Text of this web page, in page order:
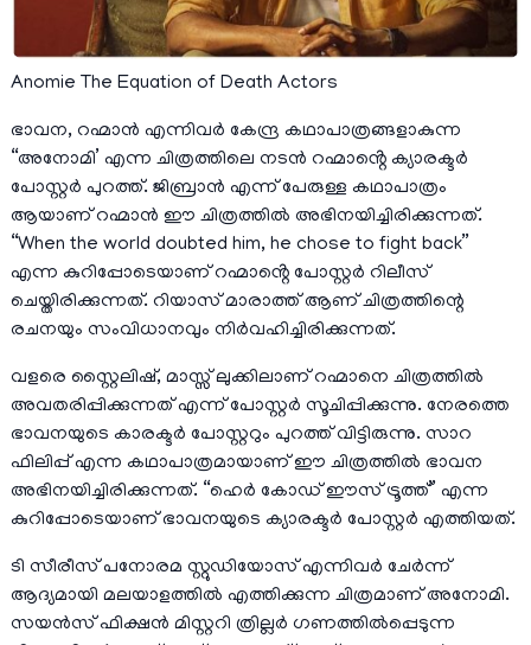
Anomie The Equation of Death Actors
ഭാവന, റഹ്മാൻ എന്നിവർ കേന്ദ്ര കഥാപാത്രങ്ങളാകുന്ന
“അനോമി’ എന്ന ചിത്രത്തിലെ നടൻ റഹ്മാൻ്റെ ക്യാരക്ടർ
പോസ്റ്റർ പുറത്ത്. ജിബ്രാൻ എന്ന് പേരുള്ള കഥാപാത്രം
ആയാണ് റഹ്മാൻ ഈ ചിത്രത്തിൽ അഭിനയിച്ചിരിക്കുന്നത്.
“When the world doubted him, he chose to fight back”
എന്ന കുറിപ്പോടെയാണ് റഹ്മാൻ്റെ പോസ്റ്റർ റിലീസ്
ചെയ്തിരിക്കുന്നത്. റിയാസ് മാരാത്ത് ആണ് ചിത്രത്തിന്റെ
രചനയും സംവിധാനവും നിർവഹിച്ചിരിക്കുന്നത്.
വളരെ സ്റ്റൈലിഷ്, മാസ്സ് ലുക്കിലാണ് റഹ്മാനെ ചിത്രത്തിൽ
അവതരിപ്പിക്കുന്നത് എന്ന് പോസ്റ്റർ സൂചിപ്പിക്കുന്നു. നേരത്തെ
ഭാവനയുടെ കാരക്ടർ പോസ്റ്ററും പുറത്ത് വിട്ടിരുന്നു. സാറ
ഫിലിപ്പ് എന്ന കഥാപാത്രമായാണ് ഈ ചിത്രത്തിൽ ഭാവന
അഭിനയിച്ചിരിക്കുന്നത്. “ഹെർ കോഡ് ഈസ് ട്രൂത്ത്” എന്ന
കുറിപ്പോടെയാണ് ഭാവനയുടെ ക്യാരക്ടർ പോസ്റ്റർ എത്തിയത്.
ടി സീരീസ് പനോരമ സ്റ്റുഡിയോസ് എന്നിവർ ചേർന്ന്
ആദ്യമായി മലയാളത്തിൽ എത്തിക്കുന്ന ചിത്രമാണ് അനോമി.
സയൻസ് ഫിക്ഷൻ മിസ്റ്ററി ത്രില്ലർ ഗണത്തിൽപ്പെടുന്ന